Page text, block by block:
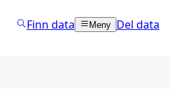
Finn data Meny Del data